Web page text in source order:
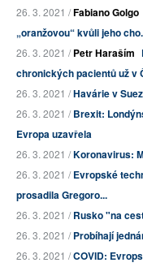
26. 3. 2021 /Fabiano Golgo
„oranžovou“ kvůli jeho
26. 3. 2021 /Petr Haraším
chronických pacientů už v
26. 3. 2021 /Havárie v
26. 3. 2021 /Brexit:
Evropa uzavřela
26. 3. 2021 /Koronavirus:
26. 3. 2021 /Evropské
prosadila Gregoro...
26. 3. 2021 /Rusko "na
26. 3. 2021 /Probíhají
26. 3. 2021 /COVID: